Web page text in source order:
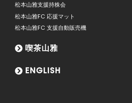
松本山雅支援持株会
松本山雅FC 応援マット
松本山雅FC 支援自動販売機
喫茶山雅
ENGLISH